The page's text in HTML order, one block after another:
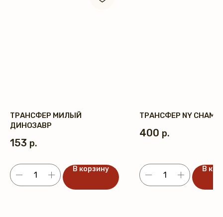
ТРАНСФЕР МИЛЫЙ
ДИНОЗАВР
153 р.
В корзину
ТРАНСФЕР NY
400 р.
В